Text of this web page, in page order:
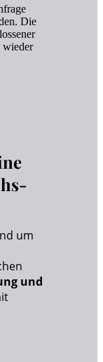
Die
wieder
um
und